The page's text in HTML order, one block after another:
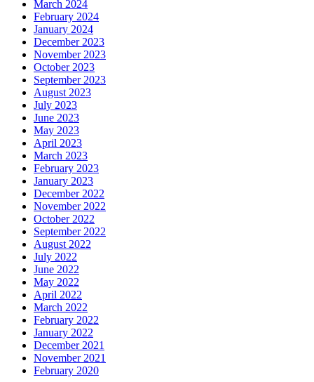
March 2024
February 2024
January 2024
December 2023
November 2023
October 2023
September 2023
August 2023
July 2023
June 2023
May 2023
April 2023
March 2023
February 2023
January 2023
December 2022
November 2022
October 2022
September 2022
August 2022
July 2022
June 2022
May 2022
April 2022
March 2022
February 2022
January 2022
December 2021
November 2021
February 2020